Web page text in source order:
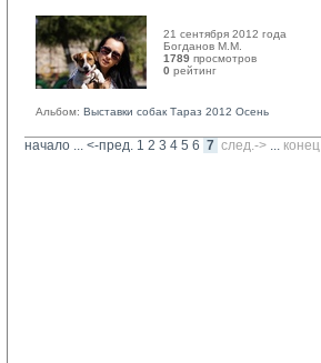
21 сентября 2012 года
Богданов М.М.
1789 просмотров
0 рейтинг
Альбом: Выставки собак Тараз 2012 Осень
начало ... <-пред. 1 2 3 4 5 6 7 след.-> ... конец